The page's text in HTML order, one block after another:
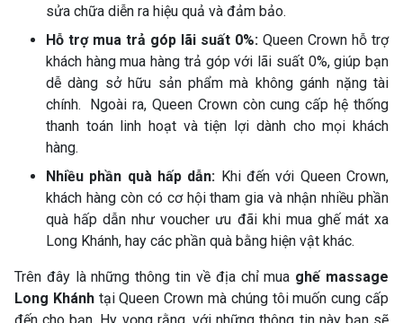
sửa chữa diễn ra hiệu quả và đảm bảo.
Hỗ trợ mua trả góp lãi suất 0%: Queen Crown hỗ trợ
khách hàng mua hàng trả góp với lãi suất 0%, giúp bạn
dễ dàng sở hữu sản phẩm mà không gánh nặng tài
chính. Ngoài ra, Queen Crown còn cung cấp hệ thống
thanh toán linh hoạt và tiện lợi dành cho mọi khách
hàng.
Nhiều phần quà hấp dẫn: Khi đến với Queen Crown,
khách hàng còn có cơ hội tham gia và nhận nhiều phần
quà hấp dẫn như voucher ưu đãi khi mua ghế mát xa
Long Khánh, hay các phần quà bằng hiện vật khác.
Trên đây là những thông tin về địa chỉ mua ghế massage
Long Khánhtại Queen Crown mà chúng tôi muốn cung cấp